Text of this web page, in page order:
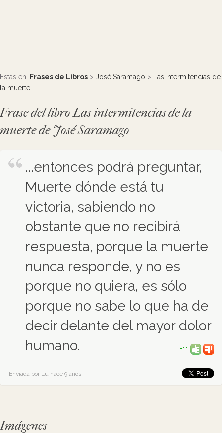
Estás en: Frases de Libros > José Saramago >
Las intermitencias de
la muerte
Frase del libro Las intermitencias de la
muerte de José Saramago
...entonces podrá preguntar,
Muerte dónde está tu
victoria, sabiendo no
obstante que no recibirá
respuesta, porque la muerte
nunca responde, y no es
porque no quiera, es sólo
porque no sabe lo que ha de
decir delante del mayor dolor
humano.
+11
Enviada por Lu hace 9 años
Imágenes